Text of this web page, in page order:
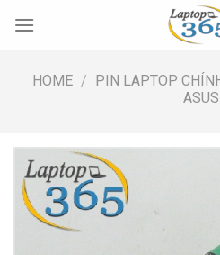
HOME / PIN LAPTOP
ASUS